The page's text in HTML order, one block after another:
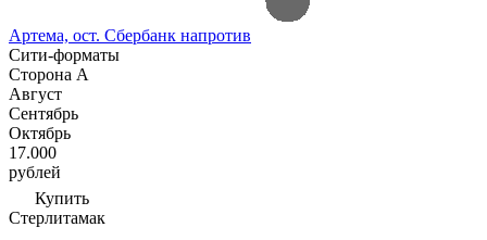
Артема, ост. Сбербанк напротив
Сити-форматы
Сторона А
Август
Сентябрь
Октябрь
17.000
рублей
Купить
Стерлитамак